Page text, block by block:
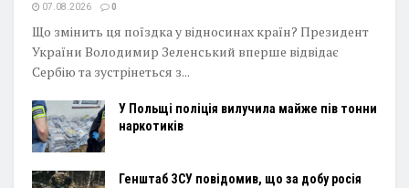
07.08.2026 0
Що змінить ця поїздка у відносинах країн? Президент
України Володимир Зеленський вперше відвідає
Сербію та зустрінеться з...
У Польщі поліція вилучила майже пів тонни
наркотиків
Генштаб ЗСУ повідомив, що за добу росія